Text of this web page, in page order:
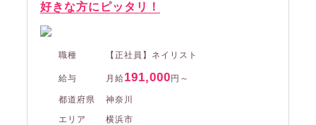
好きな方にピッタリ！
職種 【正社員】ネイリスト
給与 月給191,000円～
都道府県
神奈川
エリア
横浜市